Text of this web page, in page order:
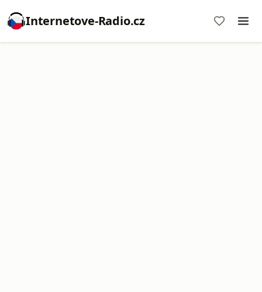
Internetove-Radio.cz